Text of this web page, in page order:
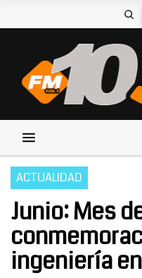
ACTUALIDAD
Junio: Mes
ingeniería